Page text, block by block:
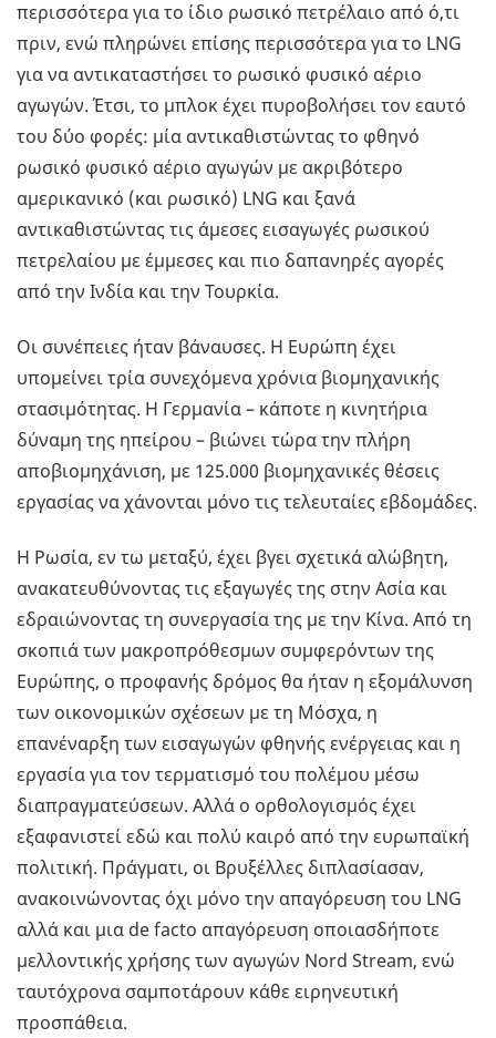
περισσότερα για το ίδιο ρωσικό πετρέλαιο από ό,τι
πριν, ενώ πληρώνει επίσης περισσότερα για το LNG
για να αντικαταστήσει το ρωσικό φυσικό αέριο
αγωγών. Έτσι, το μπλοκ έχει πυροβολήσει τον εαυτό
του δύο φορές: μία αντικαθιστώντας το φθηνό
ρωσικό φυσικό αέριο αγωγών με ακριβότερο
αμερικανικό (και ρωσικό) LNG και ξανά
αντικαθιστώντας τις άμεσες εισαγωγές ρωσικού
πετρελαίου με έμμεσες και πιο δαπανηρές αγορές
από την Ινδία και την Τουρκία.
Οι συνέπειες ήταν βάναυσες. Η Ευρώπη έχει
υπομείνει τρία συνεχόμενα χρόνια βιομηχανικής
στασιμότητας. Η Γερμανία – κάποτε η κινητήρια
δύναμη της ηπείρου – βιώνει τώρα την πλήρη
αποβιομηχάνιση, με 125.000 βιομηχανικές θέσεις
εργασίας να χάνονται μόνο τις τελευταίες εβδομάδες.
Η Ρωσία, εν τω μεταξύ, έχει βγει σχετικά αλώβητη,
ανακατευθύνοντας τις εξαγωγές της στην Ασία και
εδραιώνοντας τη συνεργασία της με την Κίνα. Από τη
σκοπιά των μακροπρόθεσμων συμφερόντων της
Ευρώπης, ο προφανής δρόμος θα ήταν η εξομάλυνση
των οικονομικών σχέσεων με τη Μόσχα, η
επανέναρξη των εισαγωγών φθηνής ενέργειας και η
εργασία για τον τερματισμό του πολέμου μέσω
διαπραγματεύσεων. Αλλά ο ορθολογισμός έχει
εξαφανιστεί εδώ και πολύ καιρό από την ευρωπαϊκή
πολιτική. Πράγματι, οι Βρυξέλλες διπλασίασαν,
ανακοινώνοντας όχι μόνο την απαγόρευση του LNG
αλλά και μια de facto απαγόρευση οποιασδήποτε
μελλοντικής χρήσης των αγωγών Nord Stream, ενώ
ταυτόχρονα σαμποτάρουν κάθε ειρηνευτική
προσπάθεια.